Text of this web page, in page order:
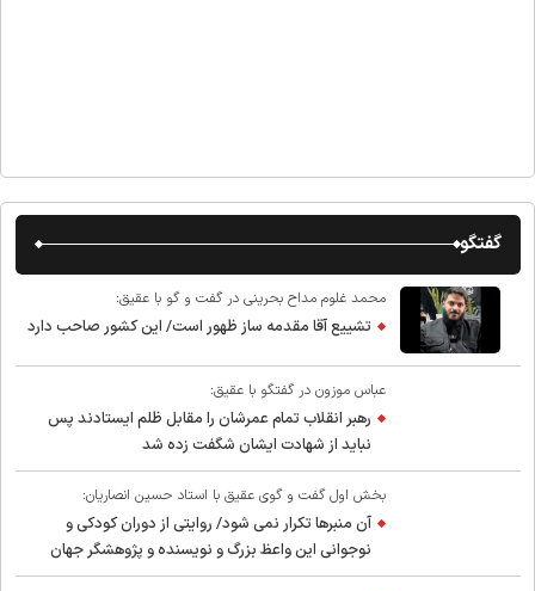
گفتگو
محمد غلوم مداح بحرینی در گفت و گو با عقیق:
تشییع آقا مقدمه ساز ظهور است/ این کشور صاحب دارد
عباس موزون در گفتگو با عقیق:
رهبر انقلاب تمام عمرشان را مقابل ظلم ایستادند پس
نباید از شهادت ایشان شگفت زده شد
بخش اول گفت و گوی عقیق با استاد حسین انصاریان:
آن منبرها تکرار نمی شود/ روایتی از دوران کودکی و
نوجوانی این واعظ بزرگ و نویسنده و پژوهشگر جهان
اسلام